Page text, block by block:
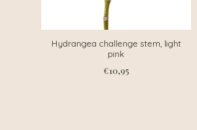
Hydrangea challenge stem, light
pink
€10,95